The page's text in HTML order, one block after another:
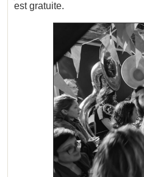
est gratuite.